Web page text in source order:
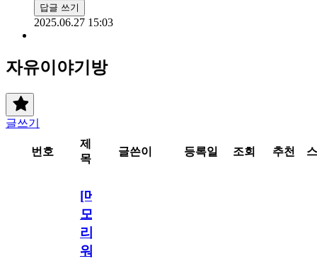
답글 쓰기
2025.06.27 15:03
자유이야기방
글쓰기
번호
제
목
글쓴이 등록일 조회 추천
[메
모
리
워